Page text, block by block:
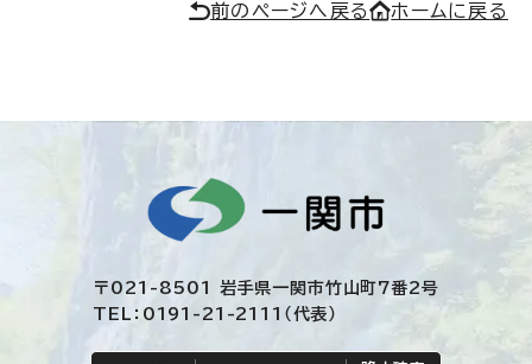
前のページへ戻る ホームに戻る
〒021-8501 岩手県一関市竹山町7番2号
TEL：0191-21-2111（代表）